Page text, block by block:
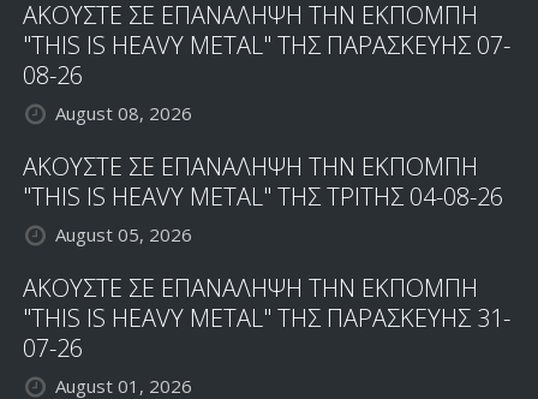
ΑΚΟΥΣΤΕ ΣΕ ΕΠΑΝΑΛΗΨΗ ΤΗΝ ΕΚΠΟΜΠΗ
"THIS IS HEAVY METAL" ΤΗΣ ΠΑΡΑΣΚΕΥΗΣ 07-
08-26
August 08, 2026
ΑΚΟΥΣΤΕ ΣΕ ΕΠΑΝΑΛΗΨΗ ΤΗΝ ΕΚΠΟΜΠΗ
"THIS IS HEAVY METAL" ΤΗΣ ΤΡΙΤΗΣ 04-08-26
August 05, 2026
ΑΚΟΥΣΤΕ ΣΕ ΕΠΑΝΑΛΗΨΗ ΤΗΝ ΕΚΠΟΜΠΗ
"THIS IS HEAVY METAL" ΤΗΣ ΠΑΡΑΣΚΕΥΗΣ 31-
07-26
August 01, 2026